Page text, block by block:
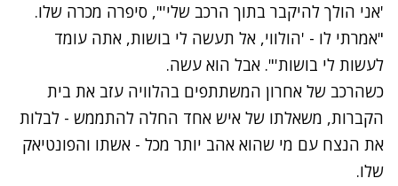
'אני הולך להיקבר בתוך הרכב שלי'", סיפרה מכרה שלו.
"אמרתי לו - 'הולווי, אל תעשה לי בושות, אתה עומד
לעשות לי בושות'". אבל הוא עשה.
כשהרכב של אחרון המשתתפים בהלוויה עזב את בית
הקברות, משאלתו של איש אחד החלה להתממש - לבלות
את הנצח עם מי שהוא אהב יותר מכל - אשתו והפונטיאק
שלו.